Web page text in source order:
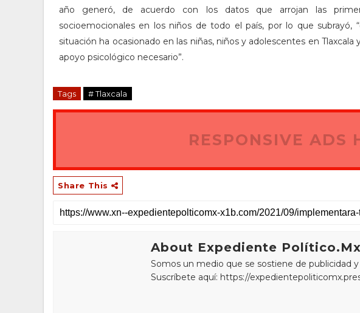
año generó, de acuerdo con los datos que arrojan las
socioemocionales en los niños de todo el país, por lo que
situación ha ocasionado en las niñas, niños y adolescentes en
apoyo psicológico necesario”.
Tags # Tlaxcala
RESPONSIVE ADS
Share This
About Expediente Político.Mx
Somos un medio que se sostiene de publicidad
Suscríbete aquí: https://